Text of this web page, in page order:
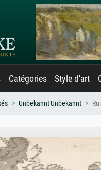
Catégories Style d'art
Unbekannt Unbekannt